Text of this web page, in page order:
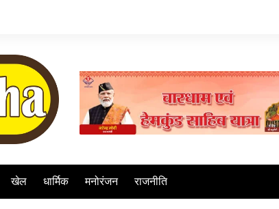
खेल धार्मिक मनोरंजन राजनीति